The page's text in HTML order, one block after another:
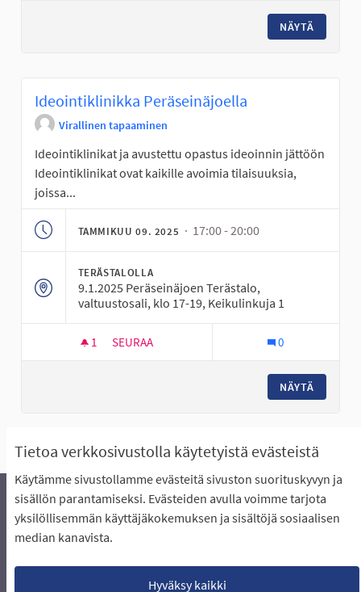
Tietoa verkkosivustolla käytetyistä evästeistä
Käytämme sivustollamme evästeitä sivuston suorituskyvyn ja
sisällön parantamiseksi. Evästeiden avulla voimme tarjota
yksilöllisemmän käyttäjäkokemuksen ja sisältöjä sosiaalisen
median kanavista.
Hyväksy kaikki
NÄYTÄ
Ideointiklinikka Peräseinäjoella
Virallinen tapaaminen
Ideointiklinikat ja avustettu opastus ideoinnin jättöön
Ideointiklinikat ovat kaikille avoimia tilaisuuksia,
joissa...
TAMMIKUU 09. 2025 · 17:00 - 20:00
TERÄSTALOLLA
9.1.2025 Peräseinäjoen Terästalo,
valtuustosali, klo 17-19, Keikulinkuja 1
1 1 SEURAAJA
SEURAA 0
NÄYTÄ
Näytä kaikki peruutetut tapaamiset
Äänestyksen pikaohjeet
Usein kysytyt kysymykset
Näin äänestät Asukasbudjetissa
Lataa avoimet datatiedostot